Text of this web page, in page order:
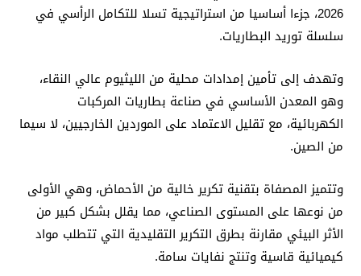
2026، جزءا أساسيا من استراتيجية تسلا للتكامل الرأسي في
سلسلة توريد البطاريات.
وتهدف إلى تأمين إمدادات محلية من الليثيوم عالي النقاء،
وهو المعدن الأساسي في صناعة بطاريات المركبات
الكهربائية، مع تقليل الاعتماد على الموردين الخارجيين، لا سيما
من الصين.
وتتميز المصفاة بتقنية تكرير خالية من الأحماض، وهي الأولى
من نوعها على المستوى الصناعي، مما يقلل بشكل كبير من
الأثر البيئي مقارنة بطرق التكرير التقليدية التي تتطلب مواد
كيميائية قاسية وتنتج نفايات سامة.